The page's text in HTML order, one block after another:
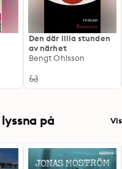
Den där lilla stunden
av närhet
Bengt Ohlsson
på